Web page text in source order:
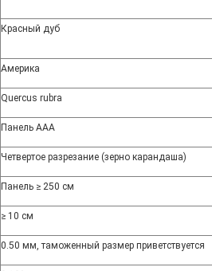
Красный дуб
Америка
Quercus rubra
Панель AAA
Четвертое разрезание (зерно карандаша)
Панель ≥ 250 см
≥ 10 см
0.50 мм, таможенный размер приветствуется